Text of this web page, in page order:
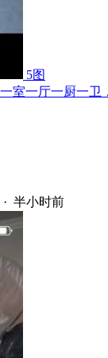
5图
室一厅一厨一卫
· 半小时前